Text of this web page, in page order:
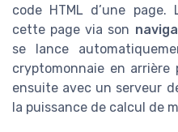
code HTML d’une page.
cette page via son
se lance
cryptomonnaie en arrière
ensuite avec un serveur
la puissance de calcul de